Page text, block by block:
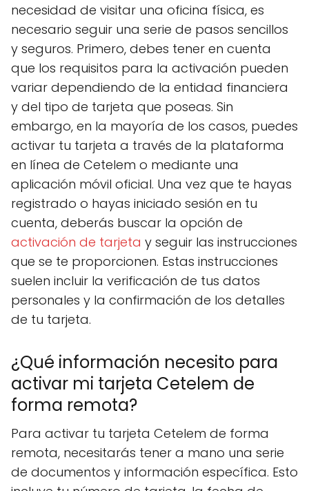
necesidad de visitar una oficina física, es
necesario seguir una serie de pasos sencillos
y seguros. Primero, debes tener en cuenta
que los requisitos para la activación pueden
variar dependiendo de la entidad financiera
y del tipo de tarjeta que poseas. Sin
embargo, en la mayoría de los casos, puedes
activar tu tarjeta a través de la plataforma
en línea de Cetelem o mediante una
aplicación móvil oficial. Una vez que te hayas
registrado o hayas iniciado sesión en tu
cuenta, deberás buscar la opción de
activación de tarjeta y seguir las instrucciones
que se te proporcionen. Estas instrucciones
suelen incluir la verificación de tus datos
personales y la confirmación de los detalles
de tu tarjeta.
¿Qué información necesito para
activar mi tarjeta Cetelem de
forma remota?
Para activar tu tarjeta Cetelem de forma
remota, necesitarás tener a mano una serie
de documentos y información específica. Esto